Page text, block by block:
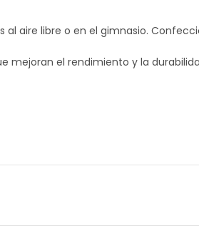
aire libre o en el gimnasio.
mejoran el rendimiento y la